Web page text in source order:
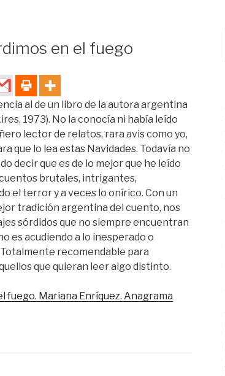
en el fuego
al de un libro de la autora argentina
1973). No la conocía ni había leído
lector de relatos, rara avis como yo,
que lo lea estas Navidades. Todavía no
decir que es de lo mejor que he leído
brutales, intrigantes,
el terror y a veces lo onírico. Con un
tradición argentina del cuento, nos
sórdidos que no siempre encuentran
es acudiendo a lo inesperado o
recomendable para
que quieran leer algo distinto.
fuego. Mariana Enríquez. Anagrama